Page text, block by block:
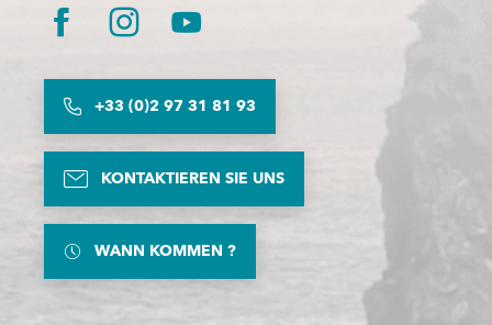
+33 (0)2 97 31 81 93
KONTAKTIEREN SIE UNS
WANN KOMMEN ?